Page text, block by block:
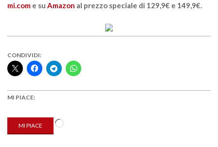
mi.com e su Amazon al prezzo speciale di 129,9€ e 149,9€.
CONDIVIDI:
MI PIACE:
MI PIACE
Caricamento